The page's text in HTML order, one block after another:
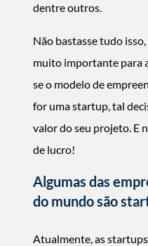
dentre outros.
Não bastasse tudo
muito importante para
se o modelo de
for uma startup, tal
valor do seu projeto. E
de lucro!
Algumas das
do mundo são
Atualmente, as